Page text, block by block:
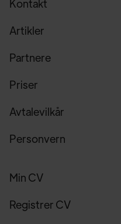
Kontakt
Artikler
Partnere
Priser
Avtalevilkår
Personvern
Min CV
Registrer CV